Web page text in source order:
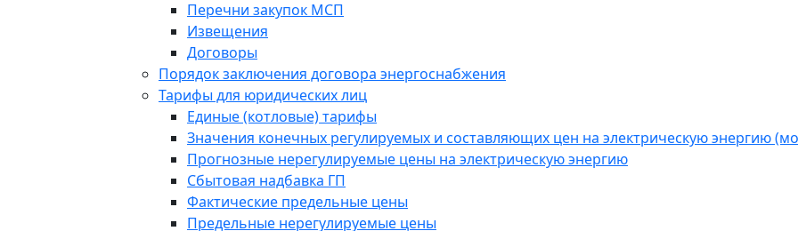
Перечни закупок МСП
Извещения
Договоры
Порядок заключения договора энергоснабжения
Тарифы для юридических лиц
Единые (котловые) тарифы
Значения конечных регулируемых и составляющих цен на электрическую энергию
Прогнозные нерегулируемые цены на электрическую энергию
Сбытовая надбавка ГП
Фактические предельные цены
Предельные нерегулируемые цены